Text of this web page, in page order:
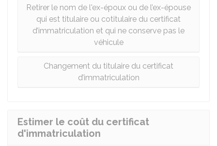
Retirer le nom de l'ex-époux ou de l’ex-épouse
qui est titulaire ou cotitulaire du certificat
d’immatriculation et qui ne conserve pas le
véhicule
Changement du titulaire du certificat
d’immatriculation
Estimer le coût du certificat
d'immatriculation